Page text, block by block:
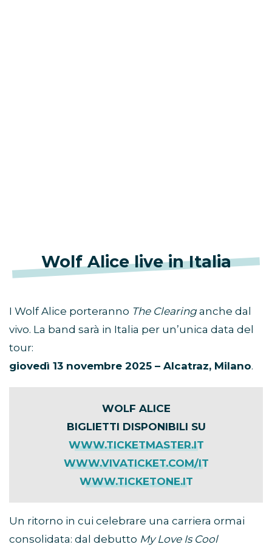
Wolf Alice live in Italia
I Wolf Alice porteranno The Clearing anche dal
vivo. La band sarà in Italia per un’unica data del
tour:
giovedì 13 novembre 2025 – Alcatraz, Milano.
WOLF ALICE
BIGLIETTI DISPONIBILI SU
WWW.TICKETMASTER.IT
WWW.VIVATICKET.COM/IT
WWW.TICKETONE.IT
Un ritorno in cui celebrare una carriera ormai
consolidata: dal debutto My Love Is Cool